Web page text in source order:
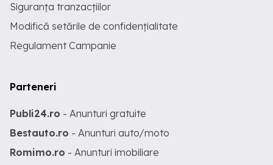
Siguranța tranzacțiilor
Modifică setările de confidențialitate
Regulament Campanie
Parteneri
Publi24.ro - Anunturi gratuite
Bestauto.ro - Anunturi auto/moto
Romimo.ro - Anunturi imobiliare